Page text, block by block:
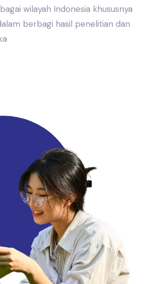
wilayah Indonesia khususnya
berbagi hasil penelitian dan